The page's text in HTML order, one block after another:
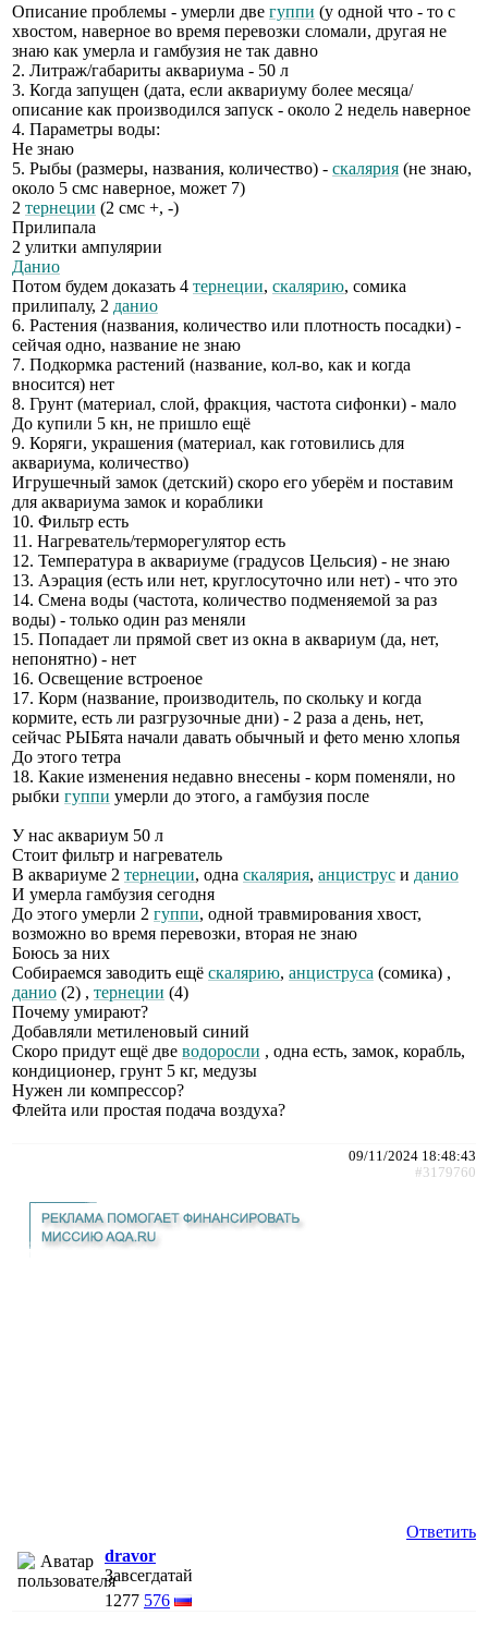
Описание проблемы - умерли две гуппи (у одной что - то с
хвостом, наверное во время перевозки сломали, другая не
знаю как умерла и гамбузия не так давно
2. Литраж/габариты аквариума - 50 л
3. Когда запущен (дата, если аквариуму более месяца/
описание как производился запуск - около 2 недель наверное
4. Параметры воды:
Не знаю
5. Рыбы (размеры, названия, количество) - скалярия (не знаю,
около 5 смс наверное, может 7)
2 тернеции (2 смс +, -)
Прилипала
2 улитки ампулярии
Данио
Потом будем доказать 4 тернеции, скалярию, сомика
прилипалу, 2 данио
6. Растения (названия, количество или плотность посадки) -
сейчая одно, название не знаю
7. Подкормка растений (название, кол-во, как и когда
вносится) нет
8. Грунт (материал, слой, фракция, частота сифонки) - мало
До купили 5 кн, не пришло ещë
9. Коряги, украшения (материал, как готовились для
аквариума, количество)
Игрушечный замок (детский) скоро его уберëм и поставим
для аквариума замок и кораблики
10. Фильтр есть
11. Нагреватель/терморегулятор есть
12. Температура в аквариуме (градусов Цельсия) - не знаю
13. Аэрация (есть или нет, круглосуточно или нет) - что это
14. Смена воды (частота, количество подменяемой за раз
воды) - только один раз меняли
15. Попадает ли прямой свет из окна в аквариум (да, нет,
непонятно) - нет
16. Освещение встроеное
17. Корм (название, производитель, по скольку и когда
кормите, есть ли разгрузочные дни) - 2 раза а день, нет,
сейчас РЫБята начали давать обычный и фето меню хлопья
До этого тетра
18. Какие изменения недавно внесены - корм поменяли, но
рыбки гуппи умерли до этого, а гамбузия после
У нас аквариум 50 л
Стоит фильтр и нагреватель
В аквариуме 2 тернеции, одна скалярия, анциструс и данио
И умерла гамбузия сегодня
До этого умерли 2 гуппи, одной травмирования хвост,
возможно во время перевозки, вторая не знаю
Боюсь за них
Собираемся заводить ещë скалярию, анциструса (сомика) ,
данио (2) , тернеции (4)
Почему умирают?
Добавляли метиленовый синий
Скоро придут ещë две водоросли , одна есть, замок, корабль,
кондиционер, грунт 5 кг, медузы
Нужен ли компрессор?
Флейта или простая подача воздуха?
09/11/2024 18:48:43
#3179760
Ответить
dravor
Завсегдатай
1277 576